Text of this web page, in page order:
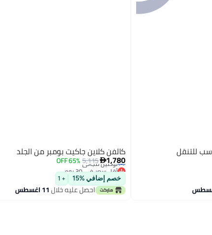
للتنقل كالفن كلاين جاكيت بومبر من الجلد
1,780
5,115
65% OFF
أقل سعر في 30 يوم
توصيل مجاني
أقل سعر في 30 يوم
خصم إضافي %15 + 1
احصل عليه خلال11 اغسطس